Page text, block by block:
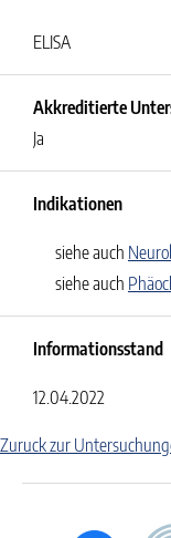
ELISA
Akkreditierte
Ja
Indikationen
siehe auch
siehe auch
Informationsstand
12.04.2022
Zuruck zur